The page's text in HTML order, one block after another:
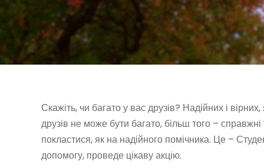
Скажіть, чи багато у вас друзів? Надійних і
друзів не може бути багато, більш того –
покластися, як на надійного помічника. Це –
допомогу, проведе цікаву акцію.